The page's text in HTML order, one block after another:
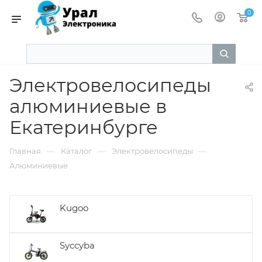
0
Электровелосипеды
алюминиевые в
Екатеринбурге
Главная — Каталог — Электровелосипеды —
Алюминиевые
Kugoo
Syccyba